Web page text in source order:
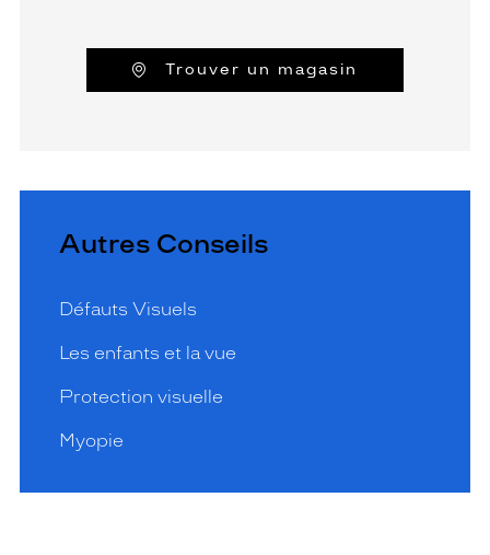
Trouver un magasin
Autres Conseils
Défauts Visuels
Les enfants et la vue
Protection visuelle
Myopie